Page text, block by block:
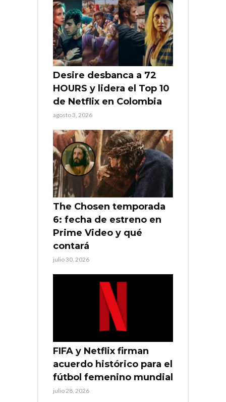
Desire desbanca a 72
HOURS y lidera el Top 10
de Netflix en Colombia
agosto 3, 2026
The Chosen temporada
6: fecha de estreno en
Prime Video y qué
contará
julio 30, 2026
FIFA y Netflix firman
acuerdo histórico para el
fútbol femenino mundial
julio 28, 2026